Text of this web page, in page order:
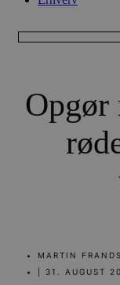
Opgør
MARTIN
31. AUGUST